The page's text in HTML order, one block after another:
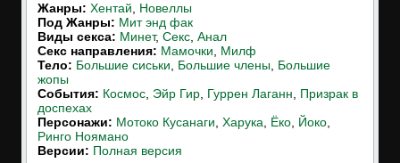
Жанры: Хентай
Новеллы
Под Жанры: Мит энд фак
Виды секса: Минет, Секс Анал
Cекс направления: Мамочки
Милф
Тело: Большие сиськи Большие члены Большие
жопы
События: Космос Эйр Гир Гуррен Лаганн
Призрак в
доспехах
Персонажи: Мотоко Кусанаги Харука Ёко Йоко
Ринго Ноямано
Версии: Полная версия